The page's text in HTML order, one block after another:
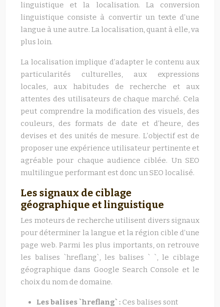
linguistique et la localisation. La conversion
linguistique consiste à convertir un texte d’une
langue à une autre. La localisation, quant à elle, va
plus loin.
La localisation implique d’adapter le contenu aux
particularités culturelles, aux expressions
locales, aux habitudes de recherche et aux
attentes des utilisateurs de chaque marché. Cela
peut comprendre la modification des visuels, des
couleurs, des formats de date et d’heure, des
devises et des unités de mesure. L’objectif est de
proposer une expérience utilisateur pertinente et
agréable pour chaque audience ciblée. Un SEO
multilingue performant est donc un SEO localisé.
Les signaux de ciblage
géographique et linguistique
Les moteurs de recherche utilisent divers signaux
pour déterminer la langue et la région cible d’une
page web. Parmi les plus importants, on retrouve
les balises `hreflang`, les balises ` `, le ciblage
géographique dans Google Search Console et le
choix du nom de domaine.
Les balises `hreflang` : Ces balises sont